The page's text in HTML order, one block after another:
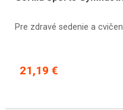
Pre zdravé sedenie a
21,19 €